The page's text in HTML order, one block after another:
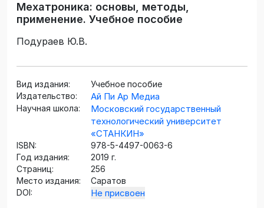
Мехатроника: основы, методы,
применение. Учебное пособие
Подураев Ю.В.
Вид издания:
Учебное пособие
Издательство:
Ай Пи Ар Медиа
Научная школа:
Московский государственный
технологический университет
«СТАНКИН»
ISBN:
978-5-4497-0063-6
Год издания:
2019 г.
Страниц:
256
Место издания:
Саратов
DOI:
Не присвоен